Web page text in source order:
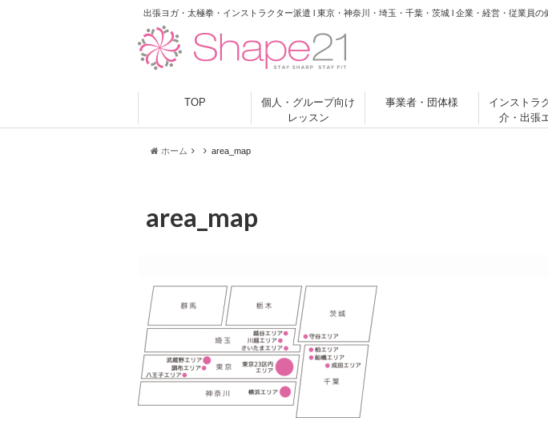
出張ヨガ・太極拳・インストラクター派遣 l 東京・神奈川・埼玉・千葉・茨城 l 企業・経営・従業員
TOP
個人・グループ向け
レッスン
事業者・団体様
インストラ
介・出張
ホーム area_map
area_map